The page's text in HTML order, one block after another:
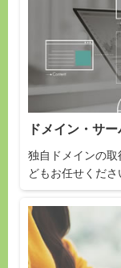
ドメイン・サ
独自ドメインの
どもお任せくださ